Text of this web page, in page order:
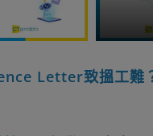
Letter致搵工難